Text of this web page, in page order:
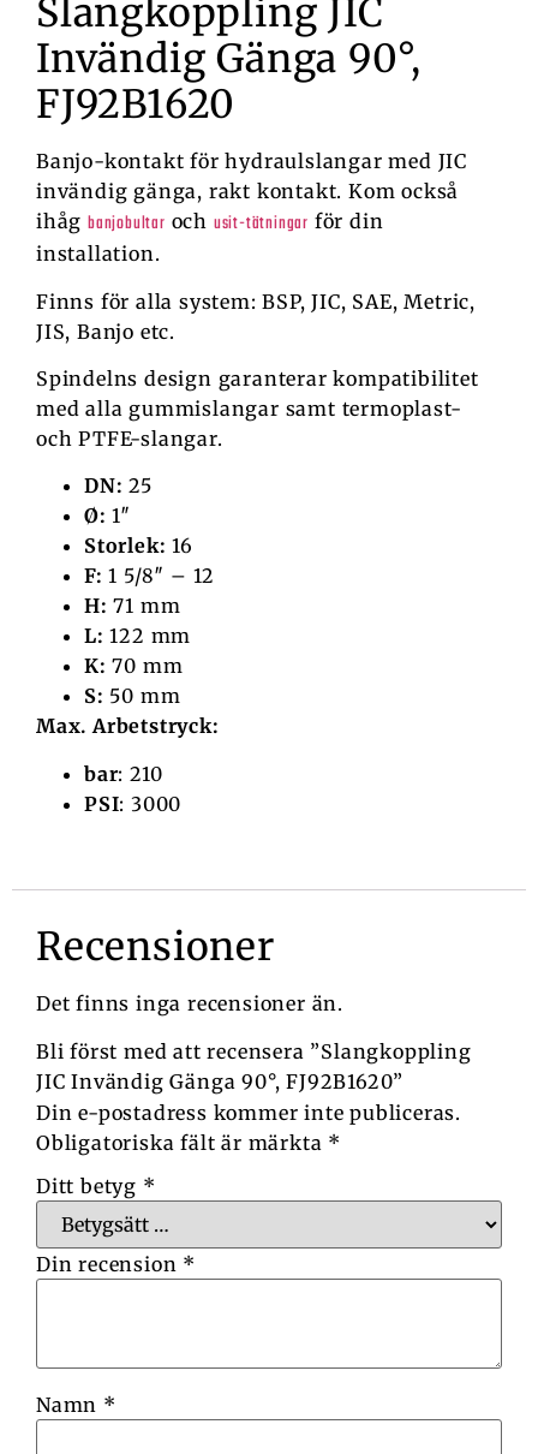
Slangkoppling JIC
Invändig Gänga 90°,
FJ92B1620
Banjo-kontakt för hydraulslangar med JIC
invändig gänga, rakt kontakt. Kom också
ihåg banjobultar och usit-tätningar för din
installation.
Finns för alla system: BSP, JIC, SAE, Metric,
JIS, Banjo etc.
Spindelns design garanterar kompatibilitet
med alla gummislangar samt termoplast-
och PTFE-slangar.
DN: 25
Ø: 1″
Storlek: 16
F: 1 5/8″ – 12
H: 71 mm
L: 122 mm
K: 70 mm
S: 50 mm
Max. Arbetstryck:
bar: 210
PSI: 3000
Recensioner
Det finns inga recensioner än.
Bli först med att recensera ”Slangkoppling
JIC Invändig Gänga 90°, FJ92B1620”
Din e-postadress kommer inte publiceras.
Obligatoriska fält är märkta *
Ditt betyg *
Din recension *
Namn *